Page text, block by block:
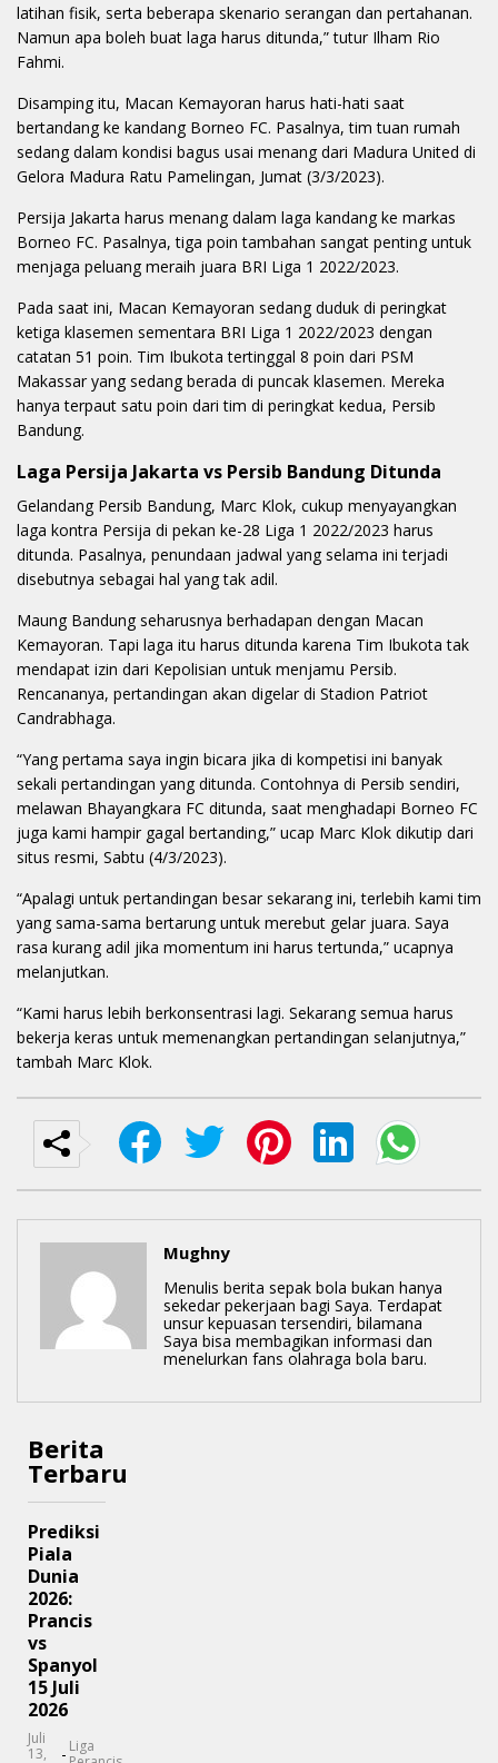
latihan fisik, serta beberapa skenario serangan dan pertahanan.
Namun apa boleh buat laga harus ditunda,” tutur Ilham Rio
Fahmi.
Disamping itu, Macan Kemayoran harus hati-hati saat
bertandang ke kandang Borneo FC. Pasalnya, tim tuan rumah
sedang dalam kondisi bagus usai menang dari Madura United di
Gelora Madura Ratu Pamelingan, Jumat (3/3/2023).
Persija Jakarta harus menang dalam laga kandang ke markas
Borneo FC. Pasalnya, tiga poin tambahan sangat penting untuk
menjaga peluang meraih juara BRI Liga 1 2022/2023.
Pada saat ini, Macan Kemayoran sedang duduk di peringkat
ketiga klasemen sementara BRI Liga 1 2022/2023 dengan
catatan 51 poin. Tim Ibukota tertinggal 8 poin dari PSM
Makassar yang sedang berada di puncak klasemen. Mereka
hanya terpaut satu poin dari tim di peringkat kedua, Persib
Bandung.
Laga Persija Jakarta vs Persib Bandung Ditunda
Gelandang Persib Bandung, Marc Klok, cukup menyayangkan
laga kontra Persija di pekan ke-28 Liga 1 2022/2023 harus
ditunda. Pasalnya, penundaan jadwal yang selama ini terjadi
disebutnya sebagai hal yang tak adil.
Maung Bandung seharusnya berhadapan dengan Macan
Kemayoran. Tapi laga itu harus ditunda karena Tim Ibukota tak
mendapat izin dari Kepolisian untuk menjamu Persib.
Rencananya, pertandingan akan digelar di Stadion Patriot
Candrabhaga.
“Yang pertama saya ingin bicara jika di kompetisi ini banyak
sekali pertandingan yang ditunda. Contohnya di Persib sendiri,
melawan Bhayangkara FC ditunda, saat menghadapi Borneo FC
juga kami hampir gagal bertanding,” ucap Marc Klok dikutip dari
situs resmi, Sabtu (4/3/2023).
“Apalagi untuk pertandingan besar sekarang ini, terlebih kami tim
yang sama-sama bertarung untuk merebut gelar juara. Saya
rasa kurang adil jika momentum ini harus tertunda,” ucapnya
melanjutkan.
“Kami harus lebih berkonsentrasi lagi. Sekarang semua harus
bekerja keras untuk memenangkan pertandingan selanjutnya,”
tambah Marc Klok.
Mughny
Menulis berita sepak bola bukan hanya
sekedar pekerjaan bagi Saya. Terdapat
unsur kepuasan tersendiri, bilamana
Saya bisa membagikan informasi dan
menelurkan fans olahraga bola baru.
Berita
Terbaru
Prediksi
Piala
Dunia
2026:
Prancis
vs
Spanyol
15 Juli
2026
Juli
13,
- Liga